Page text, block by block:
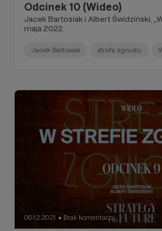
Odcinek 10 (Wideo)
Jacek Bartosiak i Albert Świdziński,
maja 2022.
Jacek Bartosiak strefa zgniotu
06.12.2021 ● Brak komentarzy